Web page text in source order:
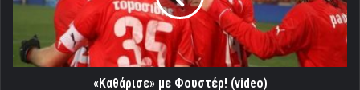
«Καθάρισε» με Φουστέρ! (video)